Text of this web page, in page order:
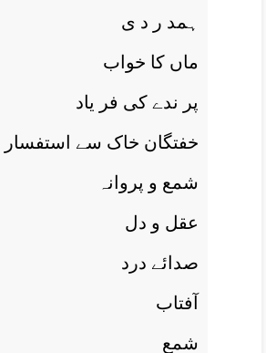
ہمد ر د ی
ماں کا خواب
پر ندے کی فر ياد
خفتگان خاک سے استفسار
شمع و پروانہ
عقل و دل
صدائے درد
آفتاب
شمع